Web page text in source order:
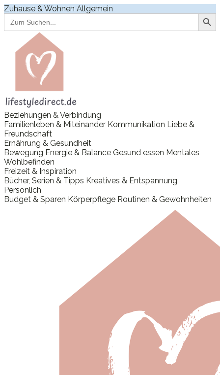
Zuhause & Wohnen Allgemein
Search
for:
Search Button
Beziehungen & Verbindung
Familienleben & Miteinander Kommunikation Liebe &
Freundschaft
Ernährung & Gesundheit
Bewegung Energie & Balance Gesund essen Mentales
Wohlbefinden
Freizeit & Inspiration
Bücher, Serien & Tipps Kreatives & Entspannung
Persönlich
Budget & Sparen Körperpflege Routinen & Gewohnheiten